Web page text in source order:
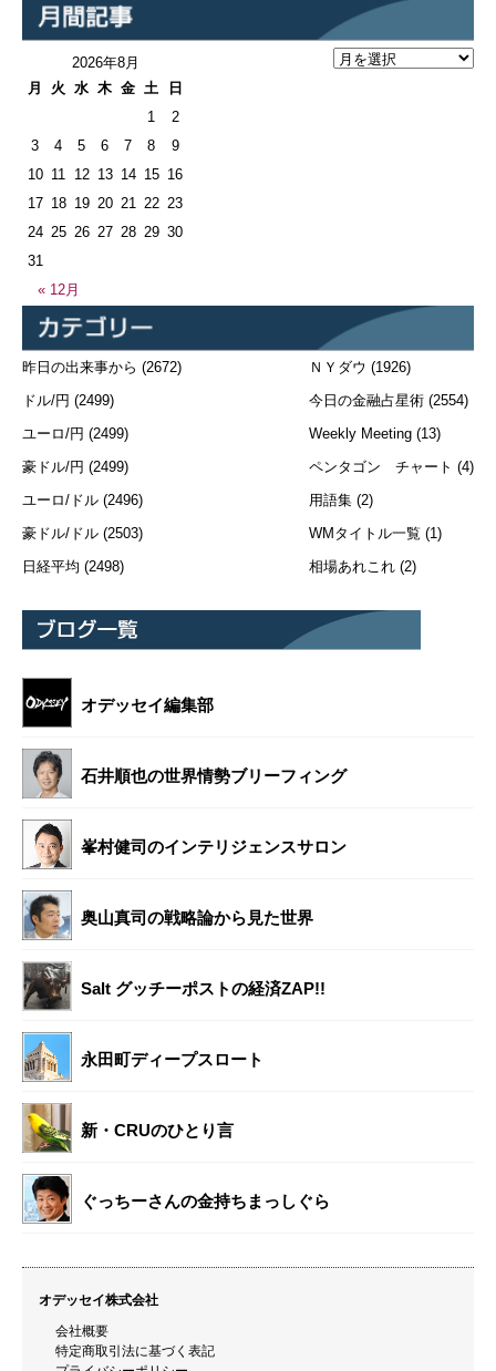
2026年8月
月
火 水 木 金 土 日
« 12月
1
2
3
4 5 6 7 8
9
10 11 12 13 14 15 16
17 18 19 20 21 22 23
24 25 26 27 28 29 30
31
昨日の出来事から (2672)
ドル/円 (2499)
ユーロ/円 (2499)
豪ドル/円 (2499)
ユーロ/ドル (2496)
豪ドル/ドル (2503)
日経平均 (2498)
ＮＹダウ (1926)
今日の金融占星術 (2554)
Weekly Meeting (13)
ペンタゴン チャート (4)
用語集 (2)
WMタイトル一覧 (1)
相場あれこれ (2)
オデッセイ編集部
石井順也の世界情勢ブリーフィング
峯村健司のインテリジェンスサロン
奥山真司の戦略論から見た世界
Salt グッチーポストの経済ZAP!!
永田町ディープスロート
新・CRUのひとり言
ぐっちーさんの金持ちまっしぐら
オデッセイ株式会社
会社概要
特定商取引法に基づく表記